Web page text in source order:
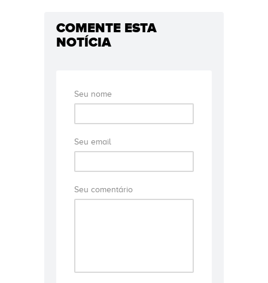
COMENTE ESTA
NOTÍCIA
Seu nome
Seu email
Seu comentário